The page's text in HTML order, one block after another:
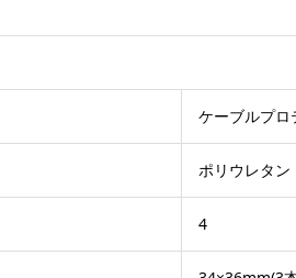
ケーブルプロ
ポリウレタン
4